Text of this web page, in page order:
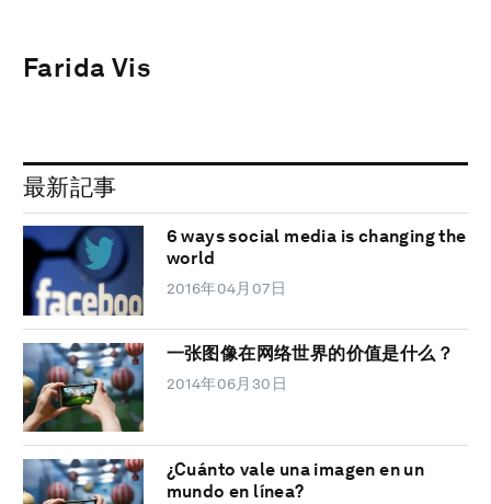
Farida Vis
最新記事
6 ways social media is changing the
world
2016年04月07日
一张图像在网络世界的价值是什么？
2014年06月30日
¿Cuánto vale una imagen en un
mundo en línea?